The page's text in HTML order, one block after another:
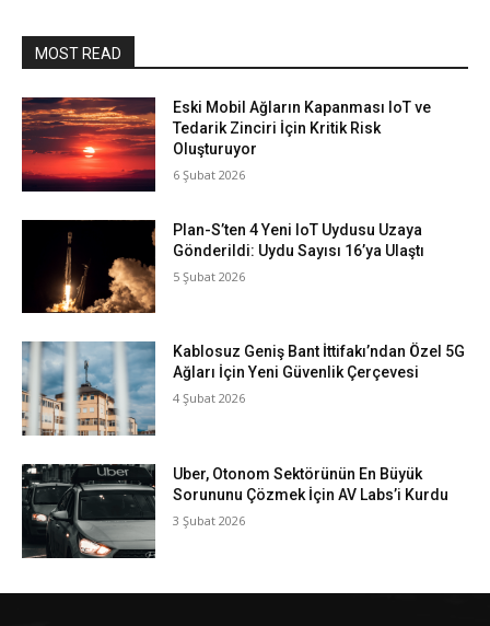
MOST READ
Eski Mobil Ağların Kapanması IoT ve
Tedarik Zinciri İçin Kritik Risk
Oluşturuyor
6 Şubat 2026
Plan-S’ten 4 Yeni IoT Uydusu Uzaya
Gönderildi: Uydu Sayısı 16’ya Ulaştı
5 Şubat 2026
Kablosuz Geniş Bant İttifakı’ndan Özel 5G
Ağları İçin Yeni Güvenlik Çerçevesi
4 Şubat 2026
Uber, Otonom Sektörünün En Büyük
Sorununu Çözmek İçin AV Labs’i Kurdu
3 Şubat 2026